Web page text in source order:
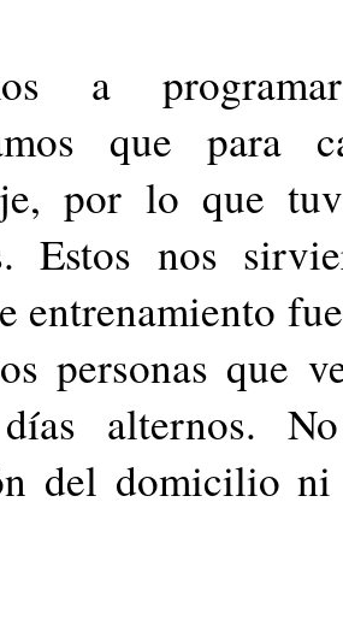
a
que
por lo que
Estos nos
entrenamiento
personas que
alternos.
del domicilio